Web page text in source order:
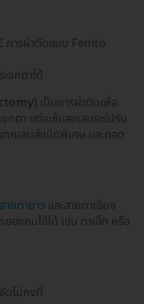
การผ่าตัดแบบ Femto
จกตาได้
เป็นการผ่าตัดเพื่อ
ตา แต่จะช้แสงเลเซอร์ปรับ
คเลนส์ชนิดพิเศษ และถอด
สายตายาว และสายตาเอียง
องคนไข้ได้ เช่น ตาเล็ก หรือ
ดไม่คงที่